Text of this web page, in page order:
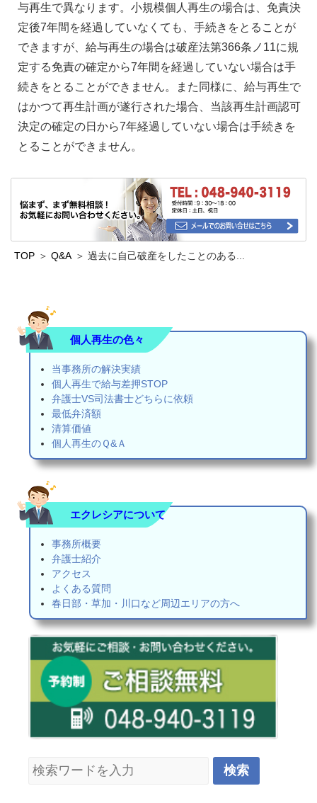
与再生で異なります。小規模個人再生の場合は、免責決
定後7年間を経過していなくても、手続きをとることが
できますが、給与再生の場合は破産法第366条ノ11に規
定する免責の確定から7年間を経過していない場合は手
続きをとることができません。また同様に、給与再生で
はかつて再生計画が遂行された場合、当該再生計画認可
決定の確定の日から7年経過していない場合は手続きを
とることができません。
TOP Q&A 過去に自己破産をしたことのある...
個人再生の色々
当事務所の解決実績
個人再生で給与差押STOP
弁護士VS司法書士どちらに依頼
最低弁済額
清算価値
個人再生のＱ&Ａ
エクレシアについて
事務所概要
弁護士紹介
アクセス
よくある質問
春日部・草加・川口など周辺エリアの方へ